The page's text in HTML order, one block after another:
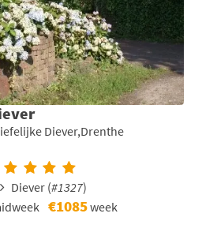
Diever,Drenthe
Diever (#1327)
€1085week